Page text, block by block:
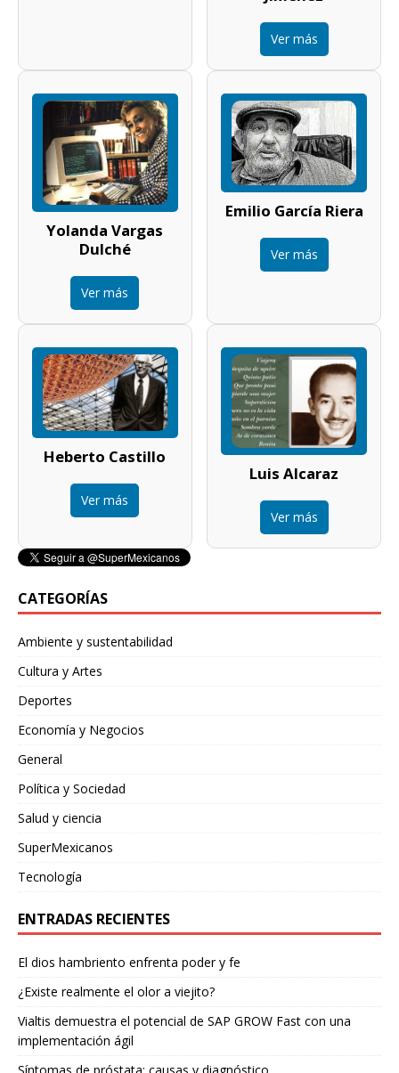
Ver más
Yolanda Vargas
Dulché
Ver más
Emilio García Riera
Ver más
Heberto Castillo
Ver más
Luis Alcaraz
Ver más
CATEGORÍAS
Ambiente y sustentabilidad
Cultura y Artes
Deportes
Economía y Negocios
General
Política y Sociedad
Salud y ciencia
SuperMexicanos
Tecnología
ENTRADAS RECIENTES
El dios hambriento enfrenta poder y fe
¿Existe realmente el olor a viejito?
Vialtis demuestra el potencial de SAP GROW Fast con una
implementación ágil